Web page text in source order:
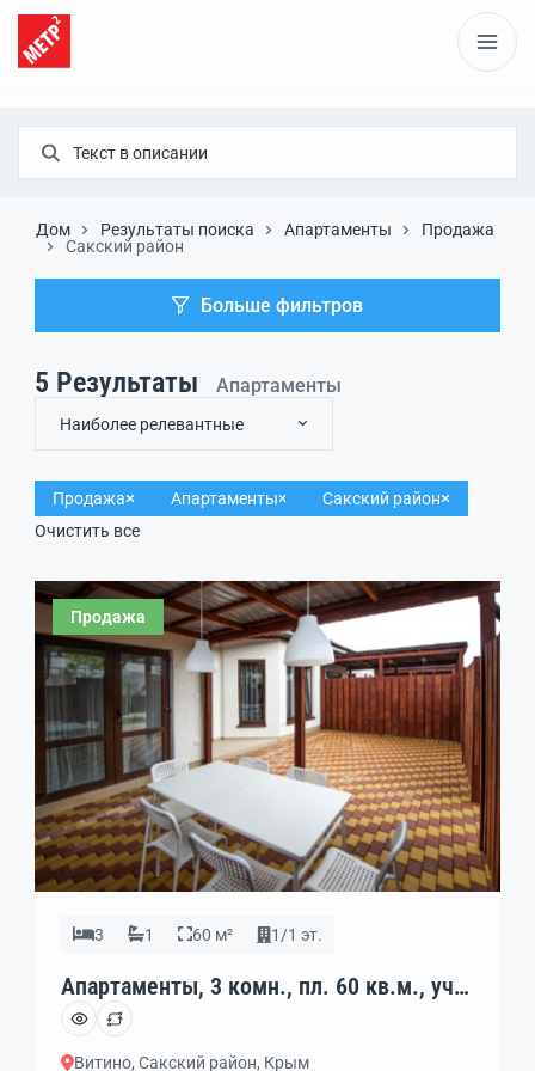
Дом Результаты поиска Апартаменты
Продажа
Сакский район
Больше фильтров
5 Результаты Апартаменты
Наиболее релевантные
Продажа Апартаменты
Сакский район
Очистить все
Продажа
3 1 60 м² 1/1 эт.
Апартаменты, 3 комн., пл. 60 кв.м., уч.
Витино, Сакский район, Крым